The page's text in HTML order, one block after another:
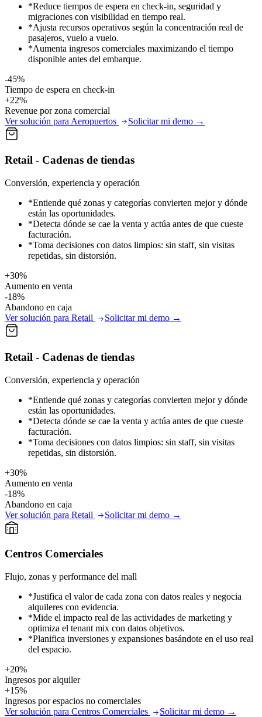
*Reduce tiempos de espera en check-in, seguridad y
migraciones con visibilidad en tiempo real.
*Ajusta recursos operativos según la concentración real de
pasajeros, vuelo a vuelo.
*Aumenta ingresos comerciales maximizando el tiempo
disponible antes del embarque.
-45%
Tiempo de espera en check-in
+22%
Revenue por zona comercial
Ver solución para Aeropuertos
Solicitar mi demo →
Retail - Cadenas de tiendas
Conversión, experiencia y operación
*Entiende qué zonas y categorías convierten mejor y dónde
están las oportunidades.
*Detecta dónde se cae la venta y actúa antes de que cueste
facturación.
*Toma decisiones con datos limpios: sin staff, sin visitas
repetidas, sin distorsión.
+30%
Aumento en venta
-18%
Abandono en caja
Ver solución para Retail
Solicitar mi demo →
Retail - Cadenas de tiendas
Conversión, experiencia y operación
*Entiende qué zonas y categorías convierten mejor y dónde
están las oportunidades.
*Detecta dónde se cae la venta y actúa antes de que cueste
facturación.
*Toma decisiones con datos limpios: sin staff, sin visitas
repetidas, sin distorsión.
+30%
Aumento en venta
-18%
Abandono en caja
Ver solución para Retail
Solicitar mi demo →
Centros Comerciales
Flujo, zonas y performance del mall
*Justifica el valor de cada zona con datos reales y negocia
alquileres con evidencia.
*Mide el impacto real de las actividades de marketing y
optimiza el tenant mix con datos objetivos.
*Planifica inversiones y expansiones basándote en el uso real
del espacio.
+20%
Ingresos por alquiler
+15%
Ingresos por espacios no comerciales
Ver solución para Centros Comerciales
Solicitar mi demo →